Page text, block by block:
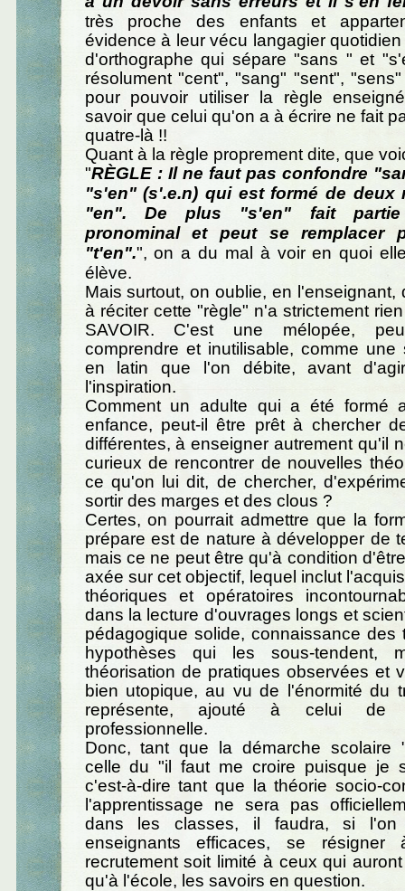
très proche des enfants et
évidence à leur vécu langagier
d'orthographe qui sépare "sans " et
résolument "cent", "sang" "sent",
pour pouvoir utiliser la règle
savoir que celui qu'on a à écrire ne fait
quatre-là !!
Quant à la règle proprement dite, que
"RÈGLE : Il ne faut pas confondre
"s'en" (s'.e.n) qui est formé de deux
"en". De plus "s'en" fait
pronominal et peut se remplacer
"t'en".", on a du mal à voir en quoi
élève.
Mais surtout, on oublie, en l'enseignant,
à réciter cette "règle" n'a strictement
SAVOIR. C'est une mélopée,
comprendre et inutilisable, comme une
en latin que l'on débite, avant
l'inspiration.
Comment un adulte qui a été formé
enfance, peut-il être prêt à chercher
différentes, à enseigner autrement qu'il
curieux de rencontrer de nouvelles
ce qu'on lui dit, de chercher,
sortir des marges et des clous ?
Certes, on pourrait admettre que la
prépare est de nature à développer de
mais ce ne peut être qu'à condition
axée sur cet objectif, lequel inclut
théoriques et opératoires
dans la lecture d'ouvrages longs et
pédagogique solide, connaissance des
hypothèses qui les sous-tendent,
théorisation de pratiques observées et
bien utopique, au vu de l'énormité du
représente, ajouté à celui de
professionnelle.
Donc, tant que la démarche scolaire
celle du "il faut me croire puisque je
c'est-à-dire tant que la théorie socio-
l'apprentissage ne sera pas
dans les classes, il faudra, si l'on
enseignants efficaces, se
recrutement soit limité à ceux qui
qu'à l'école, les savoirs en question.